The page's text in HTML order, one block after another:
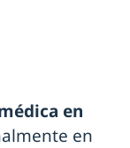
en
en